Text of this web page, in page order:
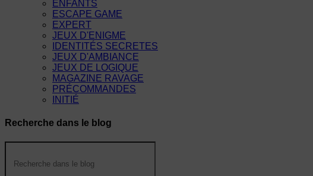
ENFANTS
ESCAPE GAME
EXPERT
JEUX D'ENIGME
IDENTITÉS SECRETES
JEUX D'AMBIANCE
JEUX DE LOGIQUE
MAGAZINE RAVAGE
PRÉCOMMANDES
INITIÉ
Recherche dans le blog